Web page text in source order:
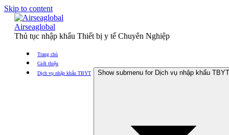
Skip to content
Airseaglobal
Thủ tục nhập khẩu Thiết bị y tế Chuyên Nghiệp
Trang chủ
Giới thiệu
Dịch vụ nhập khẩu TBYT
Show submenu for Dịch vụ nhập khẩu TBYT